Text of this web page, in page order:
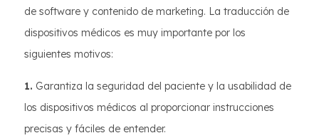
de software y contenido de marketing. La traducción de
dispositivos médicos es muy importante por los
siguientes motivos:
1. Garantiza la seguridad del paciente y la usabilidad de
los dispositivos médicos al proporcionar instrucciones
precisas y fáciles de entender.